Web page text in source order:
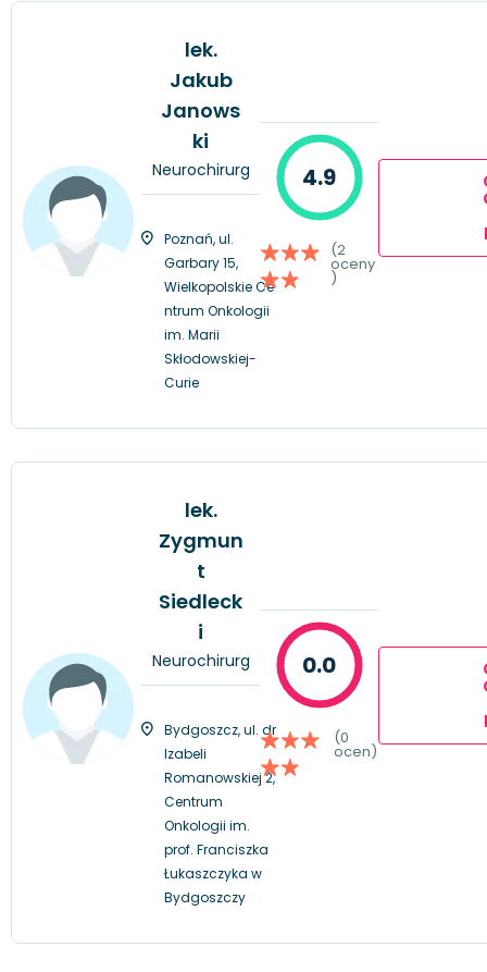
lek.
Jakub
Janows
ki
Neurochirurg
Poznań, ul.
Garbary 15,
Wielkopolskie Ce
ntrum Onkologii
im. Marii
Skłodowskiej-
Curie
4.9
(2
oceny
)
lek.
Zygmun
t
Siedleck
i
Neurochirurg
Bydgoszcz, ul. dr
Izabeli
Romanowskiej 2,
Centrum
Onkologii im.
prof. Franciszka
Łukaszczyka w
Bydgoszczy
0.0
(0
ocen)